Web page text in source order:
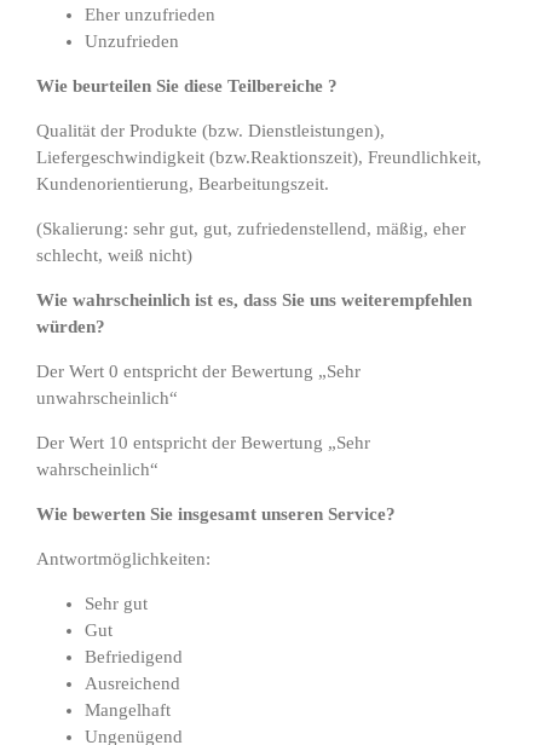
Eher unzufrieden
Unzufrieden
Wie beurteilen Sie diese Teilbereiche ?
Qualität der Produkte (bzw. Dienstleistungen),
Liefergeschwindigkeit (bzw.Reaktionszeit), Freundlichkeit,
Kundenorientierung, Bearbeitungszeit.
(Skalierung: sehr gut, gut, zufriedenstellend, mäßig, eher
schlecht, weiß nicht)
Wie wahrscheinlich ist es, dass Sie uns weiterempfehlen
würden?
Der Wert 0 entspricht der Bewertung „Sehr
unwahrscheinlich“
Der Wert 10 entspricht der Bewertung „Sehr
wahrscheinlich“
Wie bewerten Sie insgesamt unseren Service?
Antwortmöglichkeiten:
Sehr gut
Gut
Befriedigend
Ausreichend
Mangelhaft
Ungenügend